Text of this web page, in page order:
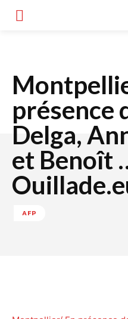
présence
Delga,
et Benoît
AFP